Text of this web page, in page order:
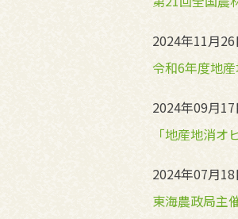
2024年11月26
令和6年度地
2024年09月17
「地産地消
2024年07月18
東海農政局主